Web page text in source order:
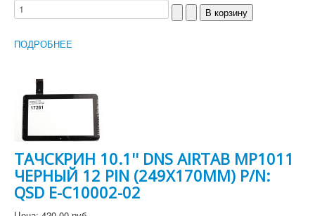
ПОДРОБНЕЕ
ТАЧСКРИН 10.1'' DNS AIRTAB MP1011
ЧЕРНЫЙ 12 PIN (249X170MM) P/N:
QSD E-C10002-02